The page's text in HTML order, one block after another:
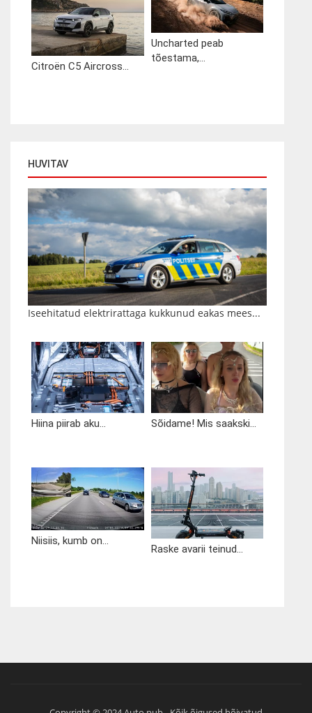
Citroën C5 Aircross...
Uncharted peab
tõestama,...
HUVITAV
Iseehitatud elektrirattaga kukkunud eakas mees...
Hiina piirab aku... Sõidame! Mis saakski...
Niisiis, kumb on...
Raske avarii teinud...